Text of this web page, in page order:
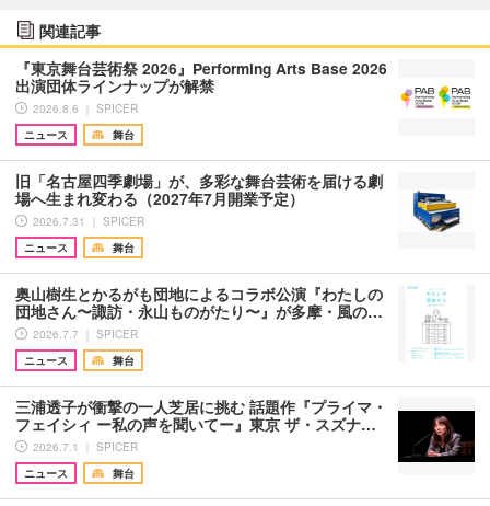
関連記事
『東京舞台芸術祭 2026』Performing Arts Base 2026
出演団体ラインナップが解禁
2026.8.6 ｜ SPICER
ニュース
舞台
旧「名古屋四季劇場」が、多彩な舞台芸術を届ける劇
場へ生まれ変わる（2027年7月開業予定）
2026.7.31 ｜ SPICER
ニュース
舞台
奥山樹生とかるがも団地によるコラボ公演『わたしの
団地さん〜諏訪・永山ものがたり〜』が多摩・風の…
2026.7.7 ｜ SPICER
ニュース
舞台
三浦透子が衝撃の一人芝居に挑む 話題作『プライマ・
フェイシィ ー私の声を聞いてー』東京 ザ・スズナ…
2026.7.1 ｜ SPICER
ニュース
舞台